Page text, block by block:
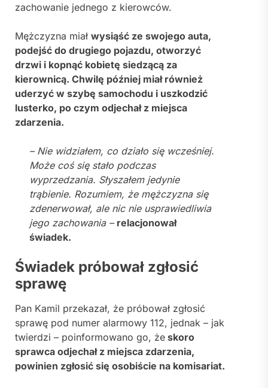
zachowanie jednego z kierowców.
Mężczyzna miał wysiąść ze swojego auta,
podejść do drugiego pojazdu, otworzyć
drzwi i kopnąć kobietę siedzącą za
kierownicą. Chwilę później miał również
uderzyć w szybę samochodu i uszkodzić
lusterko, po czym odjechał z miejsca
zdarzenia.
– Nie widziałem, co działo się wcześniej.
Może coś się stało podczas
wyprzedzania. Słyszałem jedynie
trąbienie. Rozumiem, że mężczyzna się
zdenerwował, ale nic nie usprawiedliwia
jego zachowania – relacjonował
świadek.
Świadek próbował zgłosić
sprawę
Pan Kamil przekazał, że próbował zgłosić
sprawę pod numer alarmowy 112, jednak – jak
twierdzi – poinformowano go, że skoro
sprawca odjechał z miejsca zdarzenia,
powinien zgłosić się osobiście na komisariat.